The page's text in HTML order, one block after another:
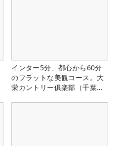
インター5分、都心から60分
のフラットな美観コース。大
栄カントリー俱楽部（千葉